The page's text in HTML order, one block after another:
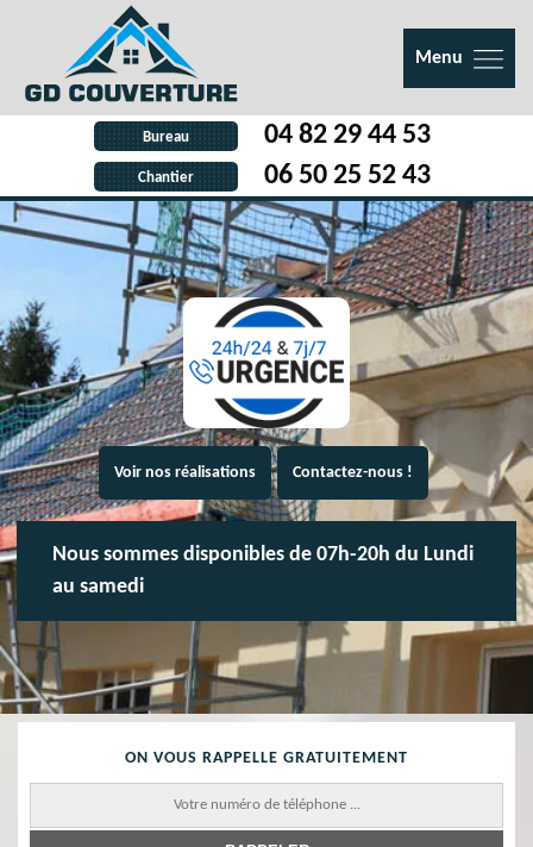
Menu
Bureau 04 82 29 44 53
Chantier 06 50 25 52 43
Voir nos réalisations Contactez-nous !
Nous sommes disponibles de 07h-20h du Lundi
au samedi
ON VOUS RAPPELLE GRATUITEMENT